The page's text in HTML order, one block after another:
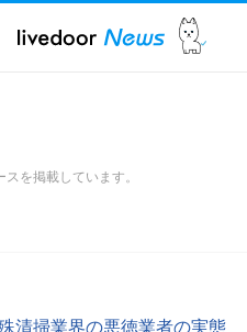
を掲載しています。
清掃業界の悪徳業者の実態